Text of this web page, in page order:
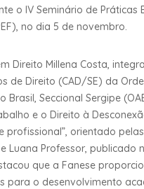
o IV Seminário de Práticas
no dia 5 de novembro.
Direito Millena Costa,
de Direito (CAD/SE) da
Brasil, Seccional Sergipe
e o Direito à
profissional”, orientado
Luana Professor, publicado
que a Fanese
para o desenvolvimento